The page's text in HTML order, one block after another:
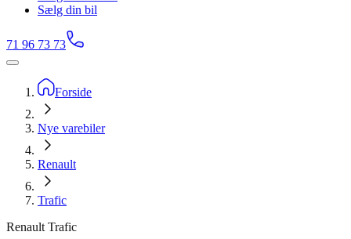
Sælg din bil
71 96 73 73
Forside
Nye varebiler
Renault
Trafic
Renault Trafic